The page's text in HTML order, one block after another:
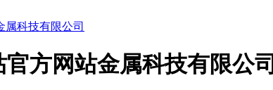
方网站金属科技有限公司